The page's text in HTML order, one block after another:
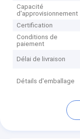
Capacité
d'approvisionnement
Certification
Conditions de
paiement
Délai de livraison
Détails d'emballage